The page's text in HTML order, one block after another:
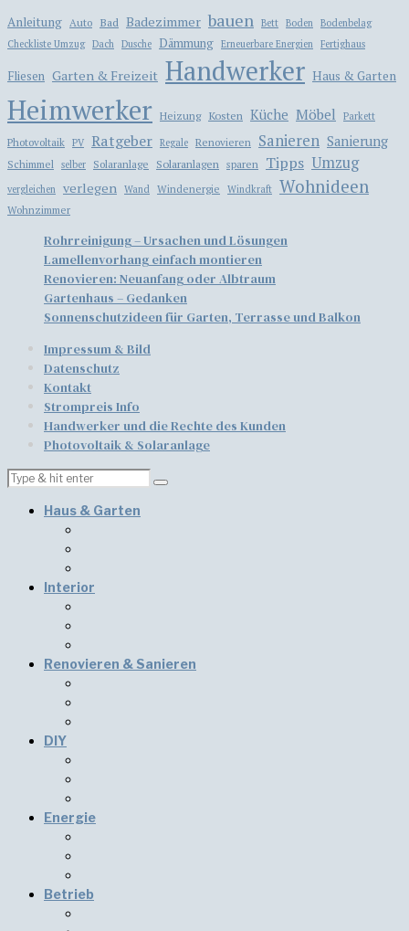
Anleitung Auto Bad Badezimmer bauen Bett Boden
Bodenbelag
Checkliste Umzug Dach Dusche Dämmung Erneuerbare Energien Fertighaus
Fliesen Garten & Freizeit Handwerker Haus & Garten
Heimwerker Heizung Kosten Küche Möbel Parkett
Photovoltaik PV Ratgeber Regale Renovieren Sanieren Sanierung
Schimmel selber Solaranlage Solaranlagen sparen Tipps Umzug
vergleichen verlegen Wand Windenergie Windkraft Wohnideen
Wohnzimmer
Rohrreinigung – Ursachen und Lösungen
Lamellenvorhang einfach montieren
​​Renovieren: Neuanfang oder Albtraum
Gartenhaus – Gedanken
Sonnenschutzideen für Garten, Terrasse und Balkon
Impressum & Bild
Datenschutz
Kontakt
Strompreis Info
Handwerker und die Rechte des Kunden
Photovoltaik & Solaranlage
Haus & Garten
Interior
Renovieren & Sanieren
DIY
Energie
Betrieb